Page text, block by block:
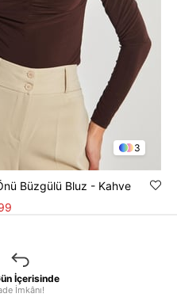
3
Büzgülü Bluz - Kahve
İçerisinde
İmkânı!